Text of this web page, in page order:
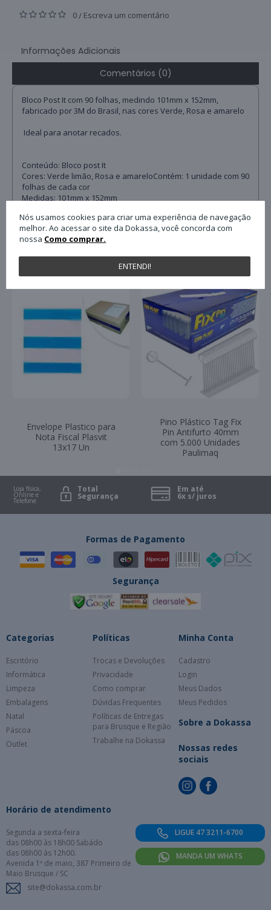
0 / Escreva um comentário
Informações Adicionais
Comentários (0)
Bloco Post It com 90 folhas, medindo 101mm x 152mm,
fabricado por 3M do Brasil, nas cores Verde, Rosa e amarelo
Ideal para anotar recados.
Conteúdo: Bloco post It
Cores: Verde limão, Rosa e amareloContém: 1 unidade com 90
folhas de cada cor
Medidas: 101mm x 152mm
QUEM COMPROU ESTE PRODUTO,
Envelope Plastico para
Nota Fiscal Plasvit
13x17 Un
Pino Plástico Tag Fix
Pin Antifurto 40mm
com 5.000 Unidades
Paulimaq
Loja física,
Online e
Telefone
Total
Segurança
Em até
6x s/ juros
Nós usamos cookies para criar uma experiência de navegação
melhor. Ao acessar o site da Dokassa, você concorda com
nossa Como comprar.
ENTENDI!
Formas de Pagamento
Segurança
Categorias
Escritório
Informática
Limpeza
Embalagens
Natal
Páscoa
Outlet
Políticas
Trocas e Devoluções
Privacidade
Como comprar
Dúvidas Frequentes
Políticas de Entregas
para Brusque e Região
Trabalhe na Dokassa
Minha Conta
Cadastro
Login
Meus Dados
Meus Pedidos
Sobre a Dokassa
Nossas redes
sociais
Horário de atendimento
Segunda a sexta-feira
das 08h00 às 18h00 Sabádo
das 08h00 às 12h00.
Avenida 1º de maio, 387 Primeiro de
Maio Brusque / SC
site@dokassa.com.br
LIGUE 47 3211-6700
MANDA UM WHATS